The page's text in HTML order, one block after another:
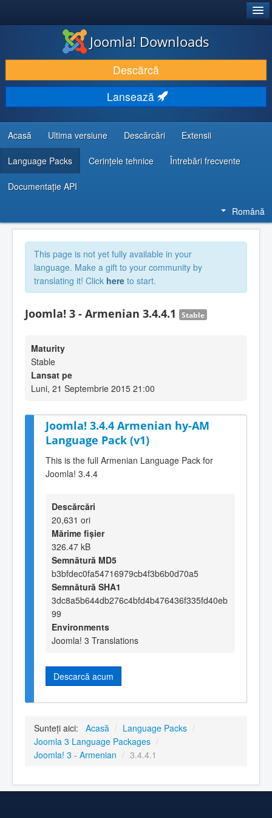
DESCARCĂ & ȘI EXTINDE
DESCOPERĂ & ÎNVAȚĂ
COMUNITATE & SUPORT
RESURSE DEZVOLTATORI
Joomla! Downloads
Descărcă
Lansează
Acasă Ultima versiune Descărcări Extensii
Language Packs Cerințele tehnice Întrebări frecvente
Documentaţie API
Română
This page is not yet fully available in your
language. Make a gift to your community by
translating it! Click here to start.
Joomla! 3 - Armenian 3.4.4.1 Stable
Maturity
Stable
Lansat pe
Luni, 21 Septembrie 2015 21:00
Joomla! 3.4.4 Armenian hy-AM
Language Pack (v1)
This is the full Armenian Language Pack for
Joomla! 3.4.4
Descărcări
20,631 ori
Mărime fișier
326.47 kB
Semnătură MD5
b3bfdec0fa54716979cb4f3b6b0d70a5
Semnătură SHA1
3dc8a5b644db276c4bfd4b476436f335fd40eb
99
Environments
Joomla! 3 Translations
Descarcă acum
Sunteți aici: Acasă / Language Packs /
Joomla 3 Language Packages /
Joomla! 3 - Armenian / 3.4.4.1